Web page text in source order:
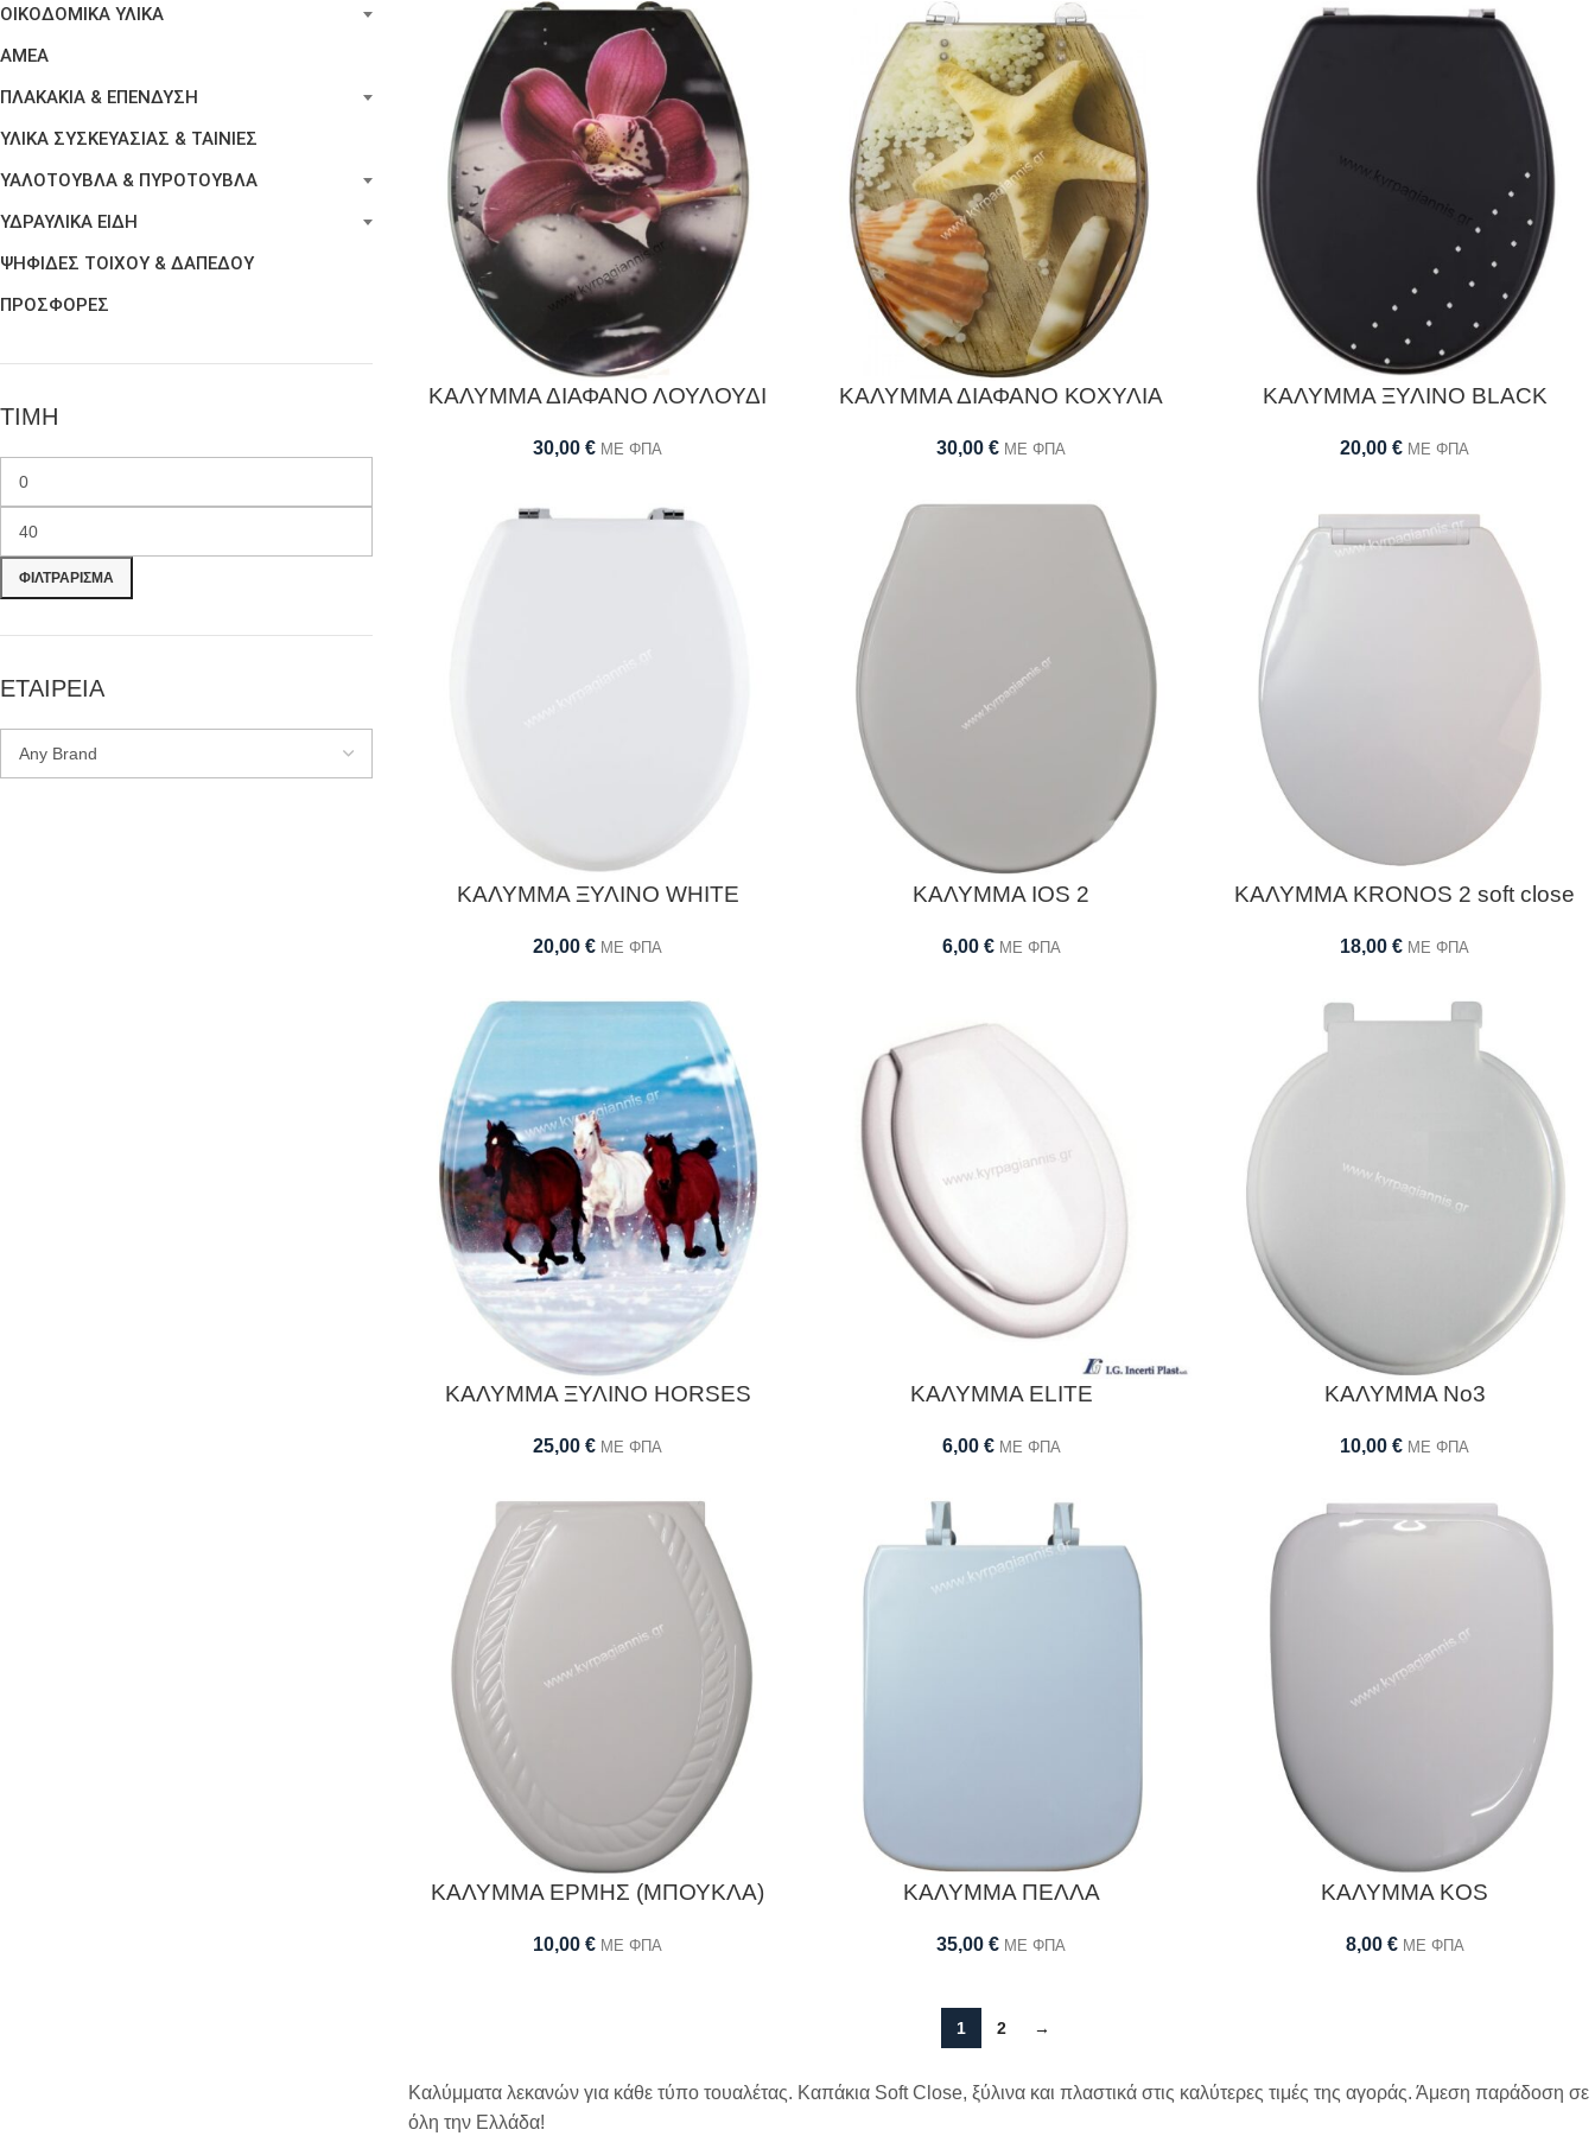
ΟΙΚΟΔΟΜΙΚΑ ΥΛΙΚΑ
ΑΜΕΑ
ΠΛΑΚΑΚΙΑ & ΕΠΕΝΔΥΣΗ
ΥΛΙΚΑ ΣΥΣΚΕΥΑΣΙΑΣ & ΤΑΙΝΙΕΣ
ΥΑΛΟΤΟΥΒΛΑ & ΠΥΡΟΤΟΥΒΛΑ
ΥΔΡΑΥΛΙΚΑ ΕΙΔΗ
ΨΗΦΙΔΕΣ ΤΟΙΧΟΥ & ΔΑΠΕΔΟΥ
ΠΡΟΣΦΟΡΕΣ
ΤΙΜΗ
ΦΙΛΤΡΆΡΙΣΜΑ
ΕΤΑΙΡΕΙΑ
ΚΑΛΥΜΜΑ ΔΙΑΦΑΝΟ ΛΟΥΛΟΥΔΙ
30,00€ ΜΕ ΦΠΑ
ΚΑΛΥΜΜΑ ΔΙΑΦΑΝΟ ΚΟΧΥΛΙΑ
30,00€ ΜΕ ΦΠΑ
ΚΑΛΥΜΜΑ ΞΥΛΙΝΟ BLACK
20,00€ ΜΕ ΦΠΑ
ΚΑΛΥΜΜΑ ΞΥΛΙΝΟ WHITE
20,00€ ΜΕ ΦΠΑ
ΚΑΛΥΜΜΑ IOS 2
6,00 € ΜΕ ΦΠΑ
ΚΑΛΥΜΜΑ KRONOS 2 soft close
18,00€ ΜΕ ΦΠΑ
ΚΑΛΥΜΜΑ ΞΥΛΙΝΟ HORSES
25,00€ ΜΕ ΦΠΑ
ΚΑΛΥΜΜΑ ELITE
6,00 € ΜΕ ΦΠΑ
ΚΑΛΥΜΜΑ Νο3
10,00€ ΜΕ ΦΠΑ
ΚΑΛΥΜΜΑ ΕΡΜΗΣ (ΜΠΟΥΚΛΑ)
10,00€ ΜΕ ΦΠΑ
ΚΑΛΥΜΜΑ ΠΕΛΛΑ
35,00€ ΜΕ ΦΠΑ
ΚΑΛΥΜΜΑ KOS
8,00 € ΜΕ ΦΠΑ
1 2 →
Καλύμματα λεκανών για κάθε τύπο τουαλέτας. Καπάκια Soft Close, ξύλινα και πλαστικά στις καλύτερες τιμές της αγοράς. Άμεση παράδοση σε
όλη την Ελλάδα!